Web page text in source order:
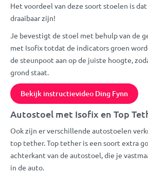
Het voordeel van deze soort stoelen is
draaibaar zijn!
Je bevestigt de stoel met behulp van de
met Isofix totdat de indicators groen
de steunpoot aan op de juiste hoogte,
grond staat.
Bekijk instructievideo Ding Fynn
Autostoel met Isofix en Top
Ook zijn er verschillende autostoelen
top tether. Top tether is een soort extra
achterkant van de autostoel, die je
in de auto.